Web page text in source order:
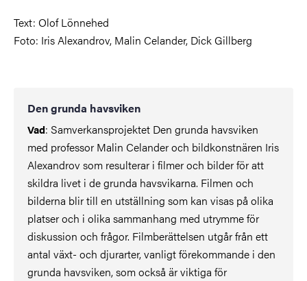
Text: Olof Lönnehed
Foto: Iris Alexandrov, Malin Celander, Dick Gillberg
Den grunda havsviken
Vad: Samverkansprojektet Den grunda havsviken
med professor Malin Celander och bildkonstnären Iris
Alexandrov som resulterar i filmer och bilder för att
skildra livet i de grunda havsvikarna. Filmen och
bilderna blir till en utställning som kan visas på olika
platser och i olika sammanhang med utrymme för
diskussion och frågor. Filmberättelsen utgår från ett
antal växt- och djurarter, vanligt förekommande i den
grunda havsviken, som också är viktiga för